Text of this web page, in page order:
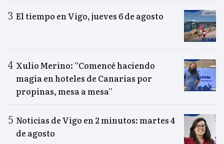
El tiempo en Vigo, jueves 6 de agosto
Xulio Merino: “Comencé haciendo
magia en hoteles de Canarias por
propinas, mesa a mesa”
Noticias de Vigo en 2 minutos: martes 4
de agosto